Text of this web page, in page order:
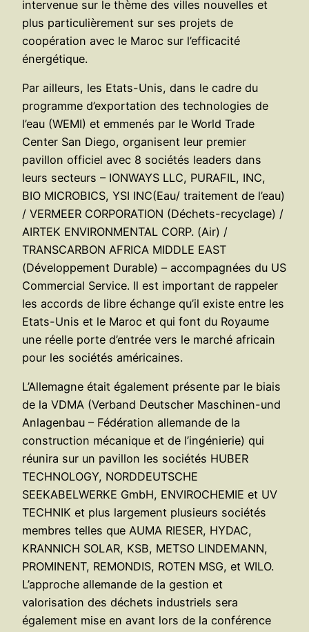
intervenue sur le thème des villes nouvelles et
plus particulièrement sur ses projets de
coopération avec le Maroc sur l’efficacité
énergétique.
Par ailleurs, les Etats-Unis, dans le cadre du
programme d’exportation des technologies de
l’eau (WEMI) et emmenés par le World Trade
Center San Diego, organisent leur premier
pavillon officiel avec 8 sociétés leaders dans
leurs secteurs – IONWAYS LLC, PURAFIL, INC,
BIO MICROBICS, YSI INC(Eau/ traitement de l’eau)
/ VERMEER CORPORATION (Déchets-recyclage) /
AIRTEK ENVIRONMENTAL CORP. (Air) /
TRANSCARBON AFRICA MIDDLE EAST
(Développement Durable) – accompagnées du US
Commercial Service. Il est important de rappeler
les accords de libre échange qu’il existe entre les
Etats-Unis et le Maroc et qui font du Royaume
une réelle porte d’entrée vers le marché africain
pour les sociétés américaines.
L’Allemagne était également présente par le biais
de la VDMA (Verband Deutscher Maschinen-und
Anlagenbau – Fédération allemande de la
construction mécanique et de l’ingénierie) qui
réunira sur un pavillon les sociétés HUBER
TECHNOLOGY, NORDDEUTSCHE
SEEKABELWERKE GmbH, ENVIROCHEMIE et UV
TECHNIK et plus largement plusieurs sociétés
membres telles que AUMA RIESER, HYDAC,
KRANNICH SOLAR, KSB, METSO LINDEMANN,
PROMINENT, REMONDIS, ROTEN MSG, et WILO.
L’approche allemande de la gestion et
valorisation des déchets industriels sera
également mise en avant lors de la conférence